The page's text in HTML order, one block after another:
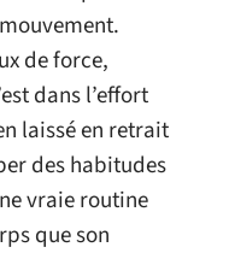
de force,
dans l’effort
laissé en retrait
des habitudes
vraie routine
que son